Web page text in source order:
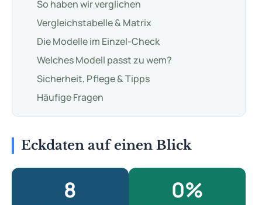
So haben wir verglichen
Vergleichstabelle & Matrix
Die Modelle im Einzel-Check
Welches Modell passt zu wem?
Sicherheit, Pflege & Tipps
Häufige Fragen
Eckdaten auf einen Blick
8 0%